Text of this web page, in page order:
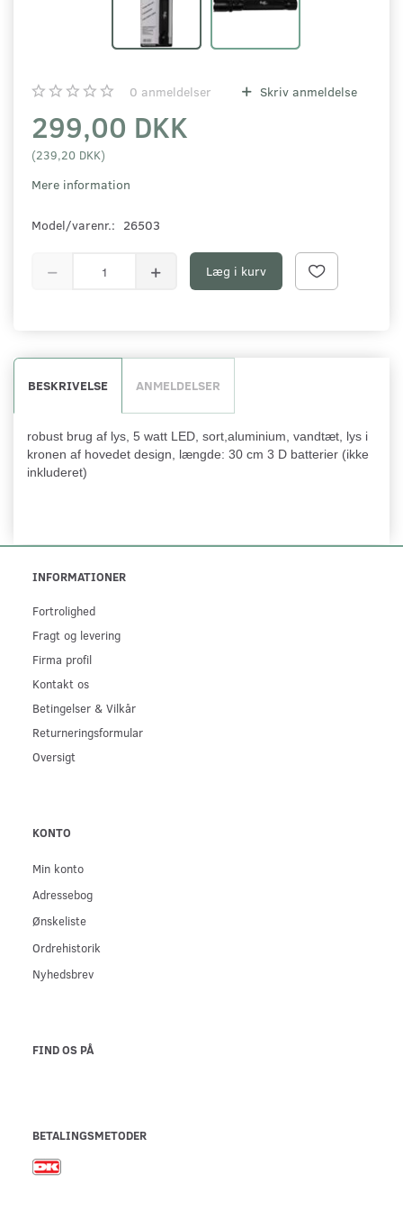
0 anmeldelser Skriv anmeldelse
299,00 DKK
(239,20 DKK)
Mere information
Model/varenr.: 26503
Læg i kurv
BESKRIVELSE ANMELDELSER
robust brug af lys, 5 watt LED, sort,aluminium, vandtæt, lys i
kronen af hovedet design, længde: 30 cm 3 D batterier (ikke
inkluderet)
INFORMATIONER
Fortrolighed
Fragt og levering
Firma profil
Kontakt os
Betingelser & Vilkår
Returneringsformular
Oversigt
KONTO
Min konto
Adressebog
Ønskeliste
Ordrehistorik
Nyhedsbrev
FIND OS PÅ
BETALINGSMETODER